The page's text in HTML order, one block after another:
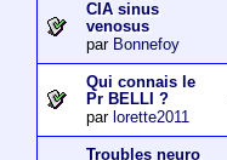
CIA sinus
venosus
par Bonnefoy
Qui connais le
Pr BELLI ?
par lorette2011
Troubles neuro